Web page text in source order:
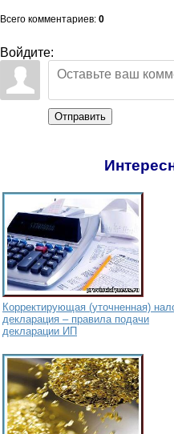
Всего комментариев: 0
Войдите:
Отправить
Корректирующая (уточненная)
декларация – правила подачи
декларации ИП